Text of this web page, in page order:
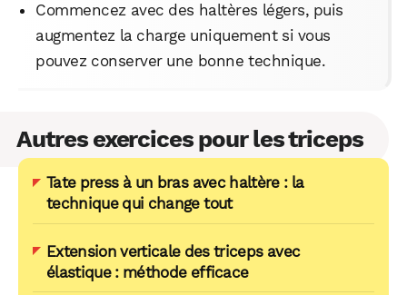
Commencez avec des haltères légers, puis
augmentez la charge uniquement si vous
pouvez conserver une bonne technique.
Autres exercices pour les triceps
Tate press à un bras avec haltère : la
technique qui change tout
Extension verticale des triceps avec
élastique : méthode efficace